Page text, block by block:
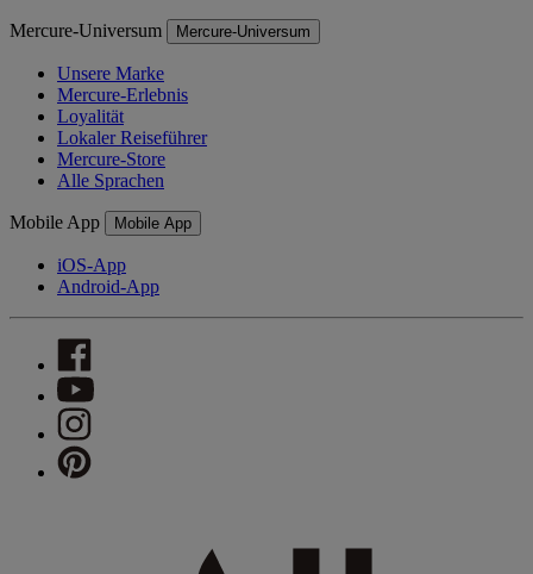
Mercure-Universum Mercure-Universum
Unsere Marke
Mercure-Erlebnis
Loyalität
Lokaler Reiseführer
Mercure-Store
Alle Sprachen
Mobile App Mobile App
iOS-App
Android-App